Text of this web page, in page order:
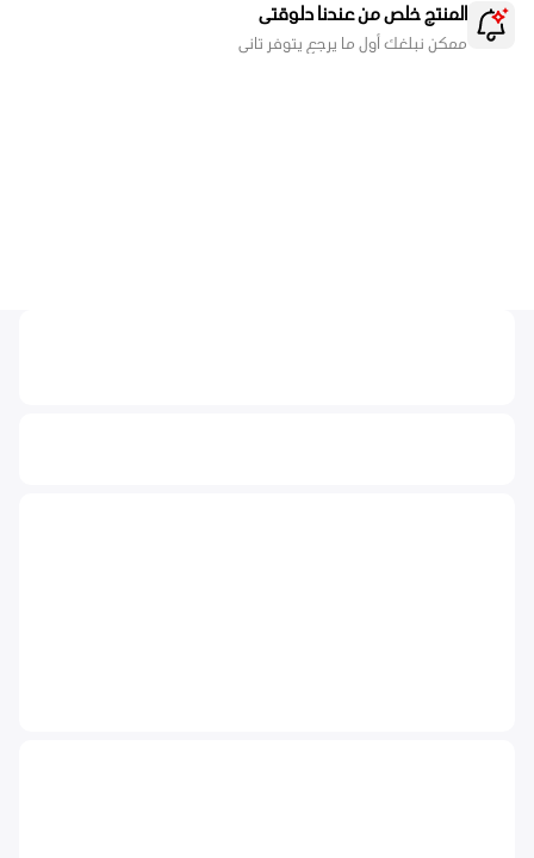
المنتج خلص من عندنا دلوقتى
ممكن نبلغك أول ما يرجع يتوفر تانى